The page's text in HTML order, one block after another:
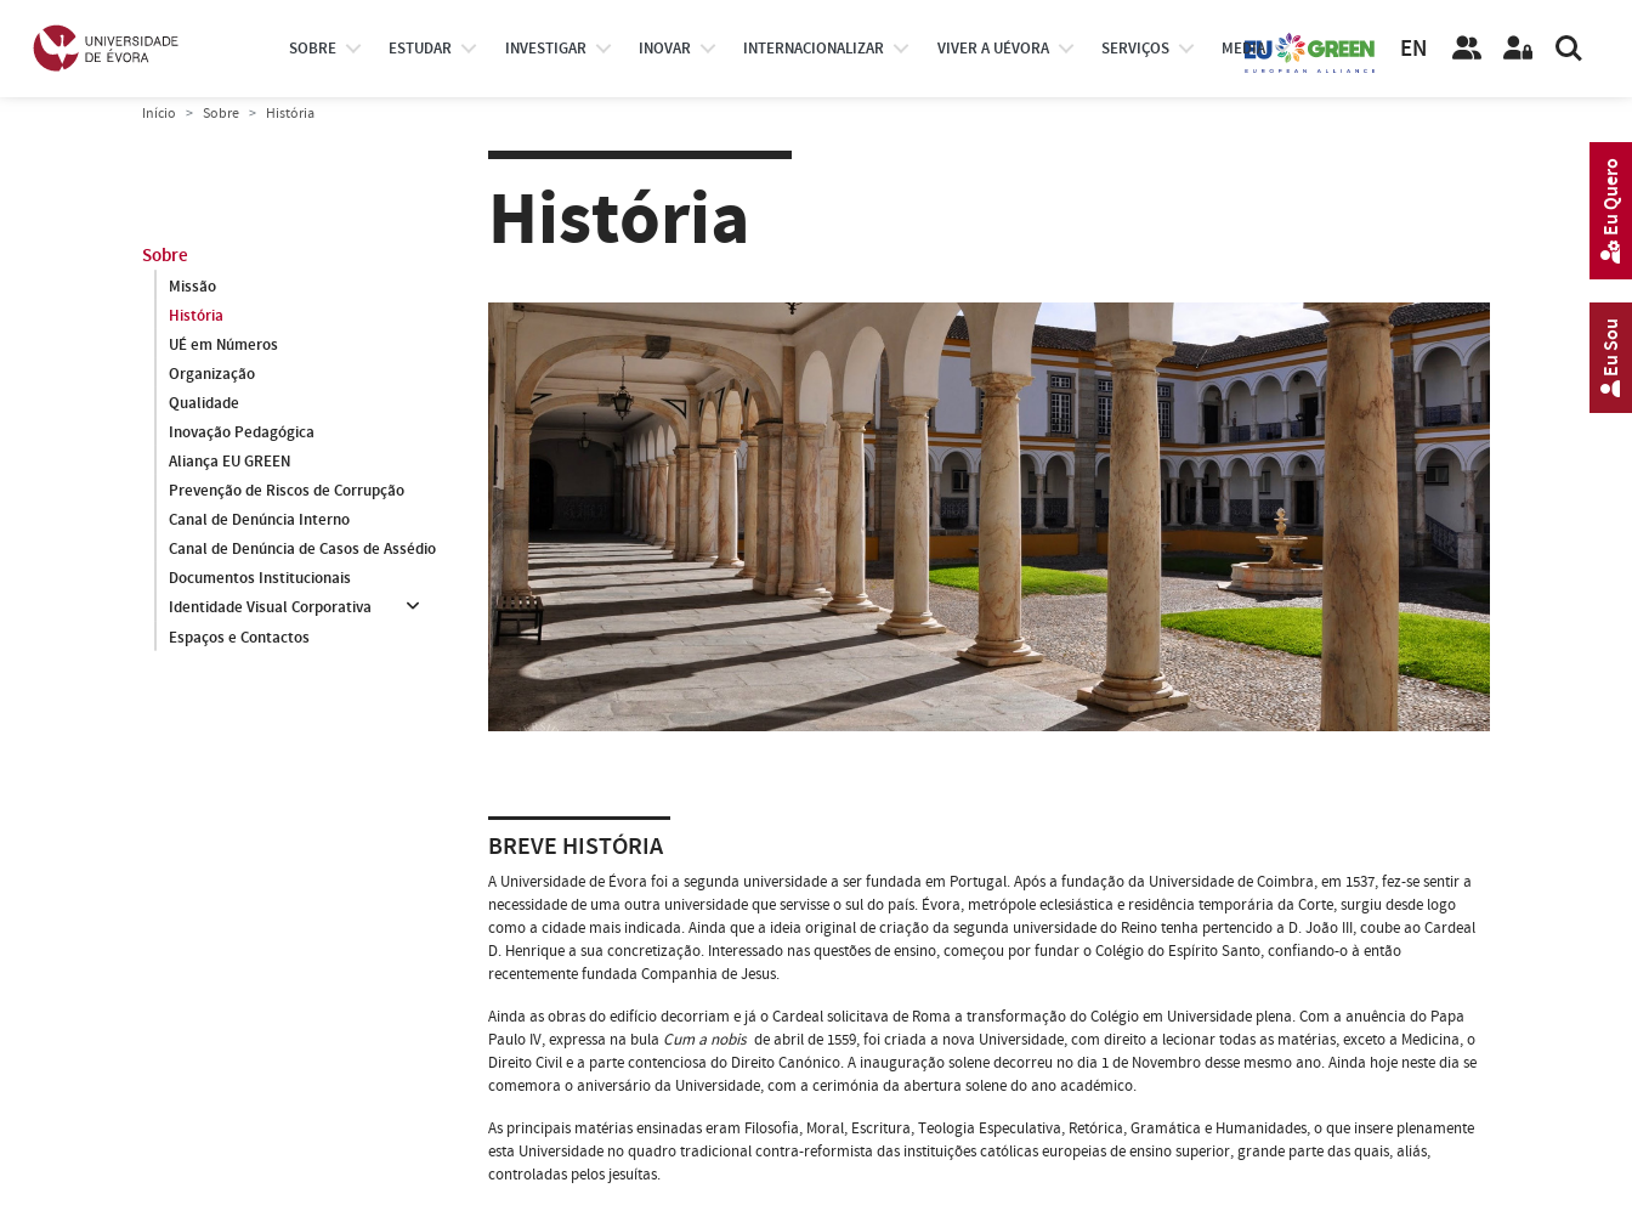
SOBRE ESTUDAR INVESTIGAR INOVAR INTERNACIONALIZAR VIVER A UÉVORA SERVIÇOS MEDIA EN
Início Sobre História
Sobre
Missão
História
UÉ em Números
Organização
Qualidade
Inovação Pedagógica
Aliança EU GREEN
Prevenção de Riscos de Corrupção
Canal de Denúncia Interno
Canal de Denúncia de Casos de Assédio
Documentos Institucionais
Identidade Visual Corporativa
Espaços e Contactos
História
BREVE HISTÓRIA
A Universidade de Évora foi a segunda universidade a ser fundada em Portugal. Após a fundação da Universidade de Coimbra, em 1537, fez-se sentir a
necessidade de uma outra universidade que servisse o sul do país. Évora, metrópole eclesiástica e residência temporária da Corte, surgiu desde logo
como a cidade mais indicada. Ainda que a ideia original de criação da segunda universidade do Reino tenha pertencido a D. João III, coube ao Cardeal
D. Henrique a sua concretização. Interessado nas questões de ensino, começou por fundar o Colégio do Espírito Santo, conﬁando-o à então
recentemente fundada Companhia de Jesus.
Ainda as obras do edifício decorriam e já o Cardeal solicitava de Roma a transformação do Colégio em Universidade plena. Com a anuência do Papa
Paulo IV, expressa na bula Cum a nobisde abril de 1559, foi criada a nova Universidade, com direito a lecionar todas as matérias, exceto a Medicina, o
Direito Civil e a parte contenciosa do Direito Canónico. A inauguração solene decorreu no dia 1 de Novembro desse mesmo ano. Ainda hoje neste dia se
comemora o aniversário da Universidade, com a cerimónia da abertura solene do ano académico.
As principais matérias ensinadas eram Filosoﬁa, Moral, Escritura, Teologia Especulativa, Retórica, Gramática e Humanidades, o que insere plenamente
esta Universidade no quadro tradicional contra-reformista das instituições católicas europeias de ensino superior, grande parte das quais, aliás,
controladas pelos jesuítas.
Eu Sou
Eu Quero